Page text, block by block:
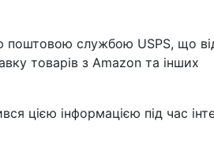
поштовою службою USPS, що
товарів з Amazon та інших
цією інформацією під час